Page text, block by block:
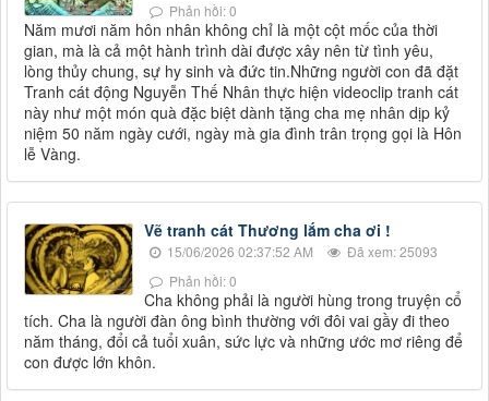
Phản hồi: 0
Năm mươi năm hôn nhân không chỉ là một cột mốc của thời
gian, mà là cả một hành trình dài được xây nên từ tình yêu,
lòng thủy chung, sự hy sinh và đức tin.Những người con đã đặt
Tranh cát động Nguyễn Thế Nhân thực hiện videoclip tranh cát
này như một món quà đặc biệt dành tặng cha mẹ nhân dịp kỷ
niệm 50 năm ngày cưới, ngày mà gia đình trân trọng gọi là Hôn
lễ Vàng.
Vẽ tranh cát Thương lắm cha ơi !
15/06/2026 02:37:52 AM
Đã xem: 25093
Phản hồi: 0
Cha không phải là người hùng trong truyện cổ
tích. Cha là người đàn ông bình thường với đôi vai gầy đi theo
năm tháng, đổi cả tuổi xuân, sức lực và những ước mơ riêng để
con được lớn khôn.